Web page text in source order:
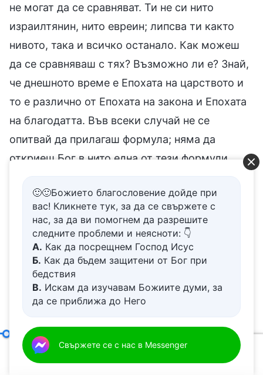
не могат да се сравняват. Ти не си нито
израилтянин, нито евреин; липсва ти както
нивото, така и всичко останало. Как можеш
да се сравняваш с тях? Възможно ли е? Знай,
че днешното време е Епохата на царството и
то е различно от Епохата на закона и Епохата
на благодатта. Във всеки случай не се
опитвай да прилагаш формула; няма да
откриеш Бог в нито една от тези формули.
Как е живял Исус 29 години след раждането
Си? Библията не ни разказва нищо за
детството и юношеството Му. Знаете ли какви
са били те? Възможно ли е Той да не е имал
детство или юношество и да е бил на 30
години, когато се е родил? Ти знаеш твърде
малко, така че не бъди толкова лекомислен,
добре за теб! Библията ни казва само, че
преди Исус да навърши 30 години, Той бил
🙂🙂Божието благословение дойде при
вас! Кликнете тук, за да се свържете с
нас, за да ви помогнем да разрешите
следните проблеми и неясноти: 👇
А. Как да посрещнем Господ Исус
Б. Как да бъдем защитени от Бог при
бедствия
В. Искам да изучавам Божиите думи, за
да се приближа до Него
живот
Д.Имам молба за молитва
Свържете се с нас в Messenger
Видение за Божието дело (2)